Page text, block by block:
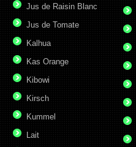
Jus de Raisin Blanc
Jus de Tomate
Kalhua
Kas Orange
Kibowi
Kirsch
Kummel
Lait